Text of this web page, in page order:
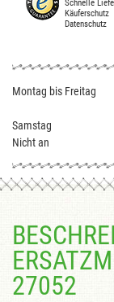
Schnelle
Käuferschutz
Datenschutz
Montag bis Freitag
Samstag
Nicht an
27052